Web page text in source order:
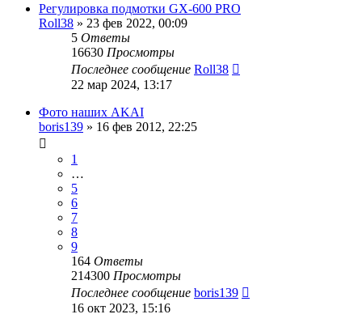
Регулировка подмотки GX-600 PRO
Roll38 » 23 фев 2022, 00:09
5 Ответы
16630 Просмотры
Последнее сообщение Roll38
22 мар 2024, 13:17
Фото наших AKAI
boris139 » 16 фев 2012, 22:25
1
…
5
6
7
8
9
164 Ответы
214300 Просмотры
Последнее сообщение boris139
16 окт 2023, 15:16